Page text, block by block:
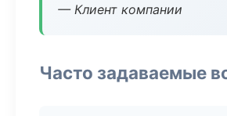
— Клиент компании
Часто задаваемые